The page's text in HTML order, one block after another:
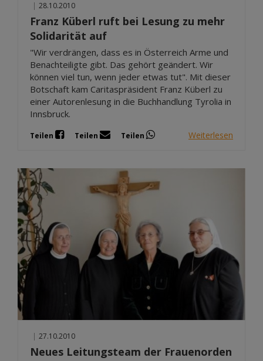
| 28.10.2010
Franz Küberl ruft bei Lesung zu mehr
Solidarität auf
"Wir verdrängen, dass es in Österreich Arme und
Benachteiligte gibt. Das gehört geändert. Wir
können viel tun, wenn jeder etwas tut". Mit dieser
Botschaft kam Caritaspräsident Franz Küberl zu
einer Autorenlesung in die Buchhandlung Tyrolia in
Innsbruck.
Teilen Teilen Teilen Weiterlesen
| 27.10.2010
Neues Leitungsteam der Frauenorden